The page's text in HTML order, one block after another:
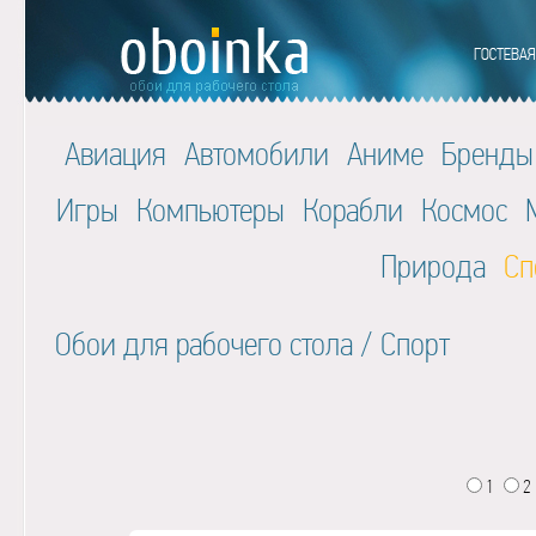
Авиация Автомобили Аниме Бренды
Игры Компьютеры Корабли Космос
Природа
Обои для рабочего стола/ Спорт
1 2